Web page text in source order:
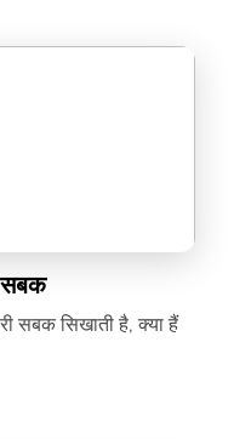
सबक
सबक सिखाती है, क्या हैं